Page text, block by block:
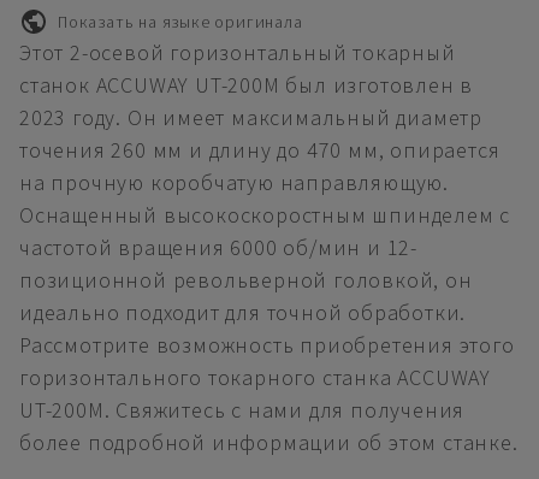
Показать на языке оригинала
Этот 2-осевой горизонтальный токарный
станок ACCUWAY UT-200M был изготовлен в
2023 году. Он имеет максимальный диаметр
точения 260 мм и длину до 470 мм, опирается
на прочную коробчатую направляющую.
Оснащенный высокоскоростным шпинделем с
частотой вращения 6000 об/мин и 12-
позиционной револьверной головкой, он
идеально подходит для точной обработки.
Рассмотрите возможность приобретения этого
горизонтального токарного станка ACCUWAY
UT-200M. Свяжитесь с нами для получения
более подробной информации об этом станке.